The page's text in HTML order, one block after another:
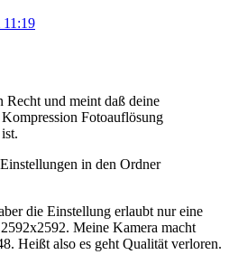
11:19
Recht und meint daß deine
Fotoauflösung
in den Ordner
die Einstellung erlaubt nur eine
Meine Kamera macht
Heißt also es geht Qualität verloren.